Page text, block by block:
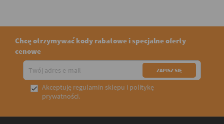
Chcę otrzymywać kody rabatowe i specjalne oferty
cenowe
 Akceptuję regulamin sklepu i politykę
prywatności.